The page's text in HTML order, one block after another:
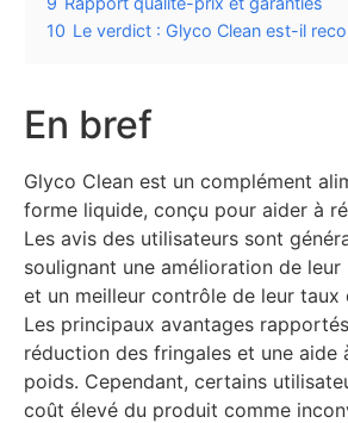
10 Le verdict : Glyco Clean est-il
En bref
Glyco Clean est un complément
forme liquide, conçu pour aider à
Les avis des utilisateurs sont
soulignant une amélioration de leur
et un meilleur contrôle de leur taux
Les principaux avantages
réduction des fringales et une aide
poids. Cependant, certains
coût élevé du produit comme